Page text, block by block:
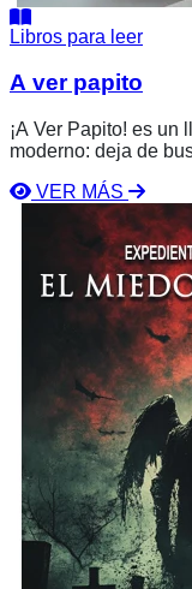
Libros para leer
A ver papito
¡A Ver Papito! es un
moderno: deja de
propósito y a poner
VER MÁS
Miedo
Está